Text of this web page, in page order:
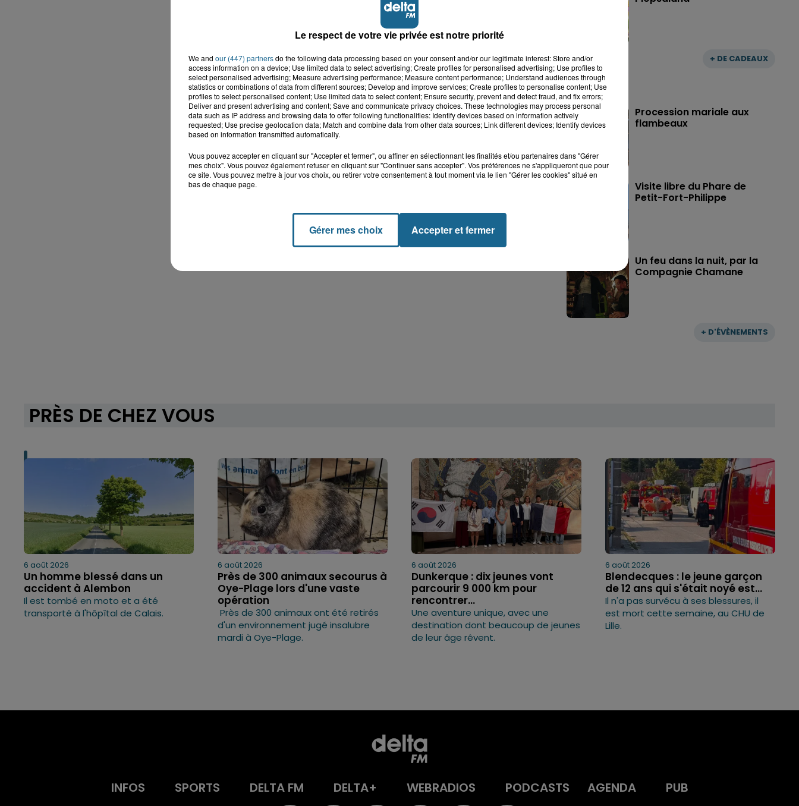
+ DE CADEAUX
+ D'ÉVÈNEMENTS
Procession mariale aux
flambeaux
Visite libre du Phare de
Petit-Fort-Philippe
Un feu dans la nuit, par la
Compagnie Chamane
PRÈS DE CHEZ VOUS
6 août 2026
Un homme blessé dans un
accident à Alembon
Il est tombé en moto et a été
transporté à l'hôpîtal de Calais.
6 août 2026
Près de 300 animaux secourus à
Oye-Plage lors d'une vaste
opération
Près de 300 animaux ont été retirés
d'un environnement jugé insalubre
mardi à Oye-Plage.
6 août 2026
Dunkerque : dix jeunes vont
parcourir 9 000 km pour
rencontrer...
Une aventure unique, avec une
destination dont beaucoup de jeunes
de leur âge rêvent.
6 août 2026
Blendecques : le jeune garçon
de 12 ans qui s'était noyé est...
Il n'a pas survécu à ses blessures, il
est mort cette semaine, au CHU de
Lille.
INFOS SPORTS DELTA FM DELTA+ WEBRADIOS PODCASTS AGENDA PUB
Le respect de votre vie privée est notre priorité
We and our (447) partnersdo the following data processing based on your consent and/or our legitimate interest: Store and/or
access information on a device; Use limited data to select advertising; Create profiles for personalised advertising; Use profiles to
select personalised advertising; Measure advertising performance; Measure content performance; Understand audiences through
statistics or combinations of data from different sources; Develop and improve services; Create profiles to personalise content; Use
profiles to select personalised content; Use limited data to select content; Ensure security, prevent and detect fraud, and fix errors;
Deliver and present advertising and content; Save and communicate privacy choices. These technologies may process personal
data such as IP address and browsing data to offer following functionalities: Identify devices based on information actively
requested; Use precise geolocation data; Match and combine data from other data sources; Link different devices; Identify devices
based on information transmitted automatically.
Vous pouvez accepter en cliquant sur "Accepter et fermer", ou affiner en sélectionnant les finalités et/ou partenaires dans "Gérer
mes choix". Vous pouvez également refuser en cliquant sur "Continuer sans accepter". Vos préférences ne s'appliqueront que pour
ce site. Vous pouvez mettre à jour vos choix, ou retirer votre consentement à tout moment via le lien "Gérer les cookies" situé en
bas de chaque page.
Gérer mes choix Accepter et fermer